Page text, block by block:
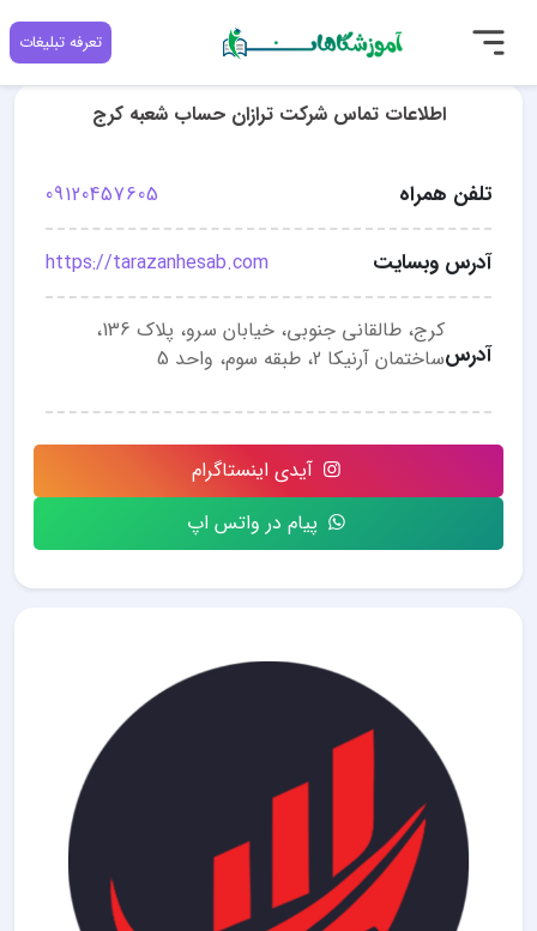
تعرفه تبلیغات
اطلاعات تماس شرکت ترازان حساب شعبه کرج
تلفن همراه 09120457605
آدرس وبسایت https://tarazanhesab.com
آدرس
کرج، طالقانی جنوبی، خیابان سرو، پلاک 136،
ساختمان آرنیکا 2، طبقه سوم، واحد 5
آیدی اینستاگرام
پیام در واتس اپ